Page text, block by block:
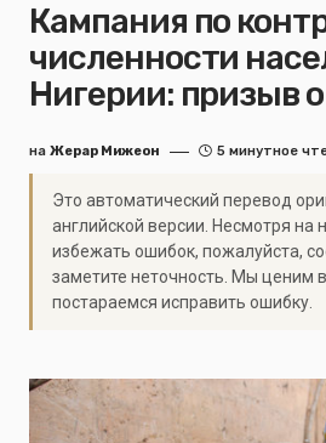
Кампания по
численности
Нигерии: призыв
на Жерар Мижеон 5 минутное
Это автоматический перевод
английской версии. Несмотря на
избежать ошибок, пожалуйста,
заметите неточность. Мы ценим
постараемся исправить ошибку.